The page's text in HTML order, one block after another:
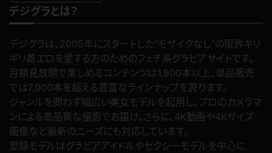
デジグラとは？
デジグラは、2005年にスタートした“モザイクなし”の限界ギリ
ギリ着エロを愛する方のためのフェチ系グラビアサイトです。
月額見放題で楽しめるコンテンツは1,900本以上、単品販売
では7,000本を超える豊富なラインナップを誇ります。
ジャンルを問わず幅広い美女モデルを起用し、プロのカメラマ
ンによる高品質な撮影でお届け。さらに、4K動画や4Kサイズ
画像など最新のニーズにも対応しています。
登録モデルはグラビアアイドルやセクシーモデルを中心に